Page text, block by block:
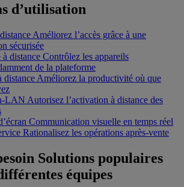
d’utilisation
Améliorez l’accès grâce à une
sécurisée
distance Contrôlez les appareils
de la plateforme
distance Améliorez la productivité où que
LAN Autorisez l’activation à distance des
Communication visuelle en temps réel
Rationalisez les opérations après-vente
Solutions populaires
équipes